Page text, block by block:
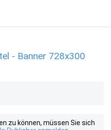
- Banner 728x300
zu können, müssen Sie sich